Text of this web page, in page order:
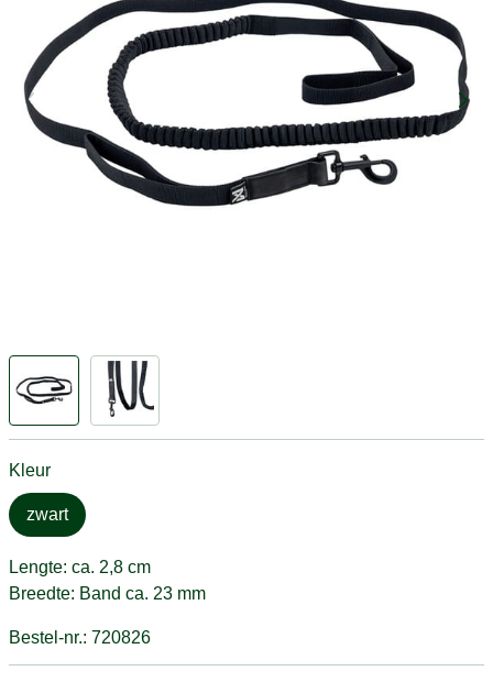
Kleur
zwart
Lengte: ca. 2,8 cm
Breedte: Band ca. 23 mm
Bestel-nr.: 720826